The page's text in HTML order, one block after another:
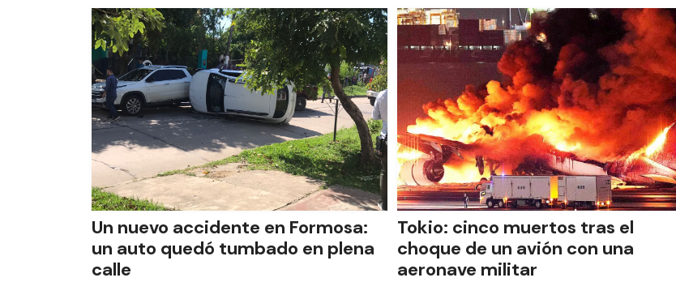
Un nuevo accidente en Formosa:
un auto quedó tumbado en plena
calle
Tokio: cinco muertos tras el
choque de un avión con una
aeronave militar